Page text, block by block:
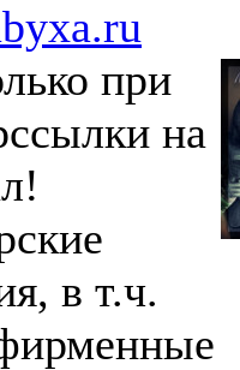
при
на
в т.ч.